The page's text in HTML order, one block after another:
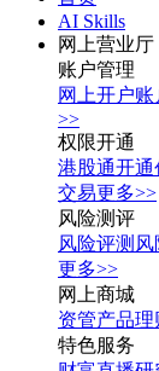
AI Skills
网上营业厅
账户管理
网上开户账
>>
权限开通
港股通开通
交易更多>>
风险测评
风险评测
更多>>
网上商城
资管产品理
特色服务